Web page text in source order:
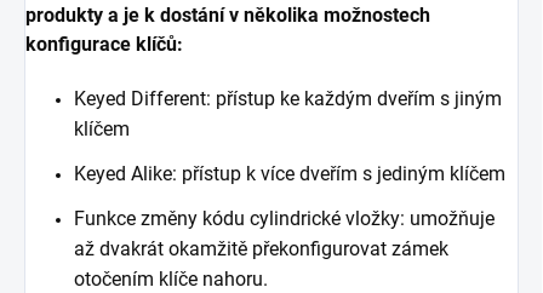
produkty a je k dostání v několika možnostech
konfigurace klíčů:
Keyed Different: přístup ke každým dveřím s jiným
klíčem
Keyed Alike: přístup k více dveřím s jediným klíčem
Funkce změny kódu cylindrické vložky: umožňuje
až dvakrát okamžitě překonfigurovat zámek
otočením klíče nahoru.